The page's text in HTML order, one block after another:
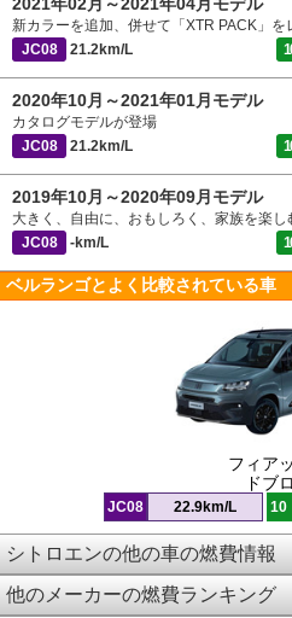
2021年02月～2021年04月モデル
新カラーを追加、併せて「XTR PACK」を
JC08
21.2km/L
2020年10月～2021年01月モデル
カタログモデルが登場
JC08
21.2km/L
2019年10月～2020年09月モデル
大きく、自由に、おもしろく、家族を楽し
JC08
-km/L
ベルランゴとよく比較されている車
フィア
ドブロ
JC08 22.9km/L 10
シトロエンの他の車の燃費情報
他のメーカーの燃費ランキング